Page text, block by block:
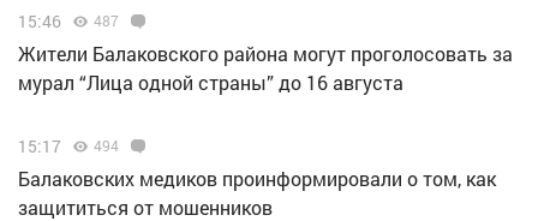
15:46 487
Жители Балаковского района могут проголосовать за
мурал “Лица одной страны” до 16 августа
15:17 494
Балаковских медиков проинформировали о том, как
защититься от мошенников